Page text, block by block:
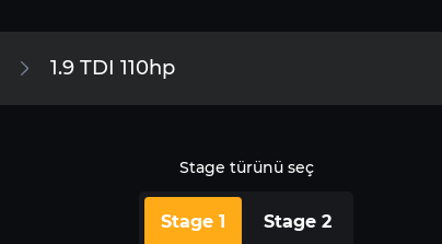
1.9 TDI 110hp
Stage türünü seç
Stage 1 Stage 2